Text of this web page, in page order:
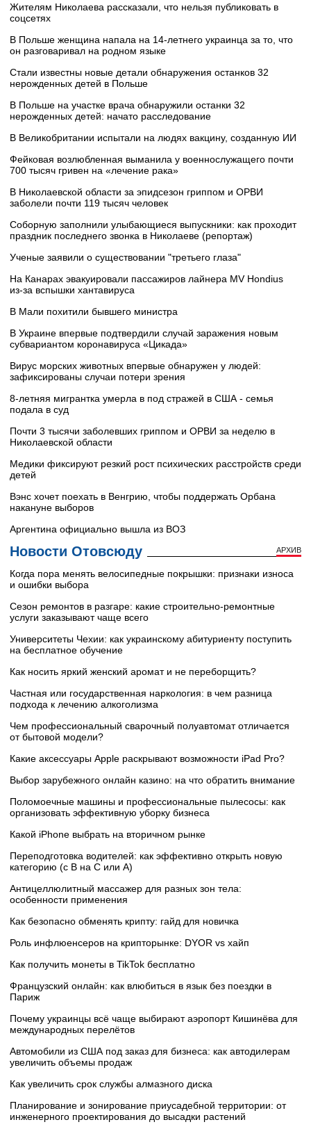
Жителям Николаева рассказали, что нельзя публиковать в
соцсетях
В Польше женщина напала на 14-летнего украинца за то, что
он разговаривал на родном языке
Стали известны новые детали обнаружения останков 32
нерожденных детей в Польше
В Польше на участке врача обнаружили останки 32
нерожденных детей: начато расследование
В Великобритании испытали на людях вакцину, созданную ИИ
Фейковая возлюбленная выманила у военнослужащего почти
700 тысяч гривен на «лечение рака»
В Николаевской области за эпидсезон гриппом и ОРВИ
заболели почти 119 тысяч человек
Соборную заполнили улыбающиеся выпускники: как проходит
праздник последнего звонка в Николаеве (репортаж)
Ученые заявили о существовании "третьего глаза"
На Канарах эвакуировали пассажиров лайнера MV Hondius
из‑за вспышки хантавируса
В Мали похитили бывшего министра
В Украине впервые подтвердили случай заражения новым
субвариантом коронавируса «Цикада»
Вирус морских животных впервые обнаружен у людей:
зафиксированы случаи потери зрения
8-летняя мигрантка умерла в под стражей в США - семья
подала в суд
Почти 3 тысячи заболевших гриппом и ОРВИ за неделю в
Николаевской области
Медики фиксируют резкий рост психических расстройств среди
детей
Вэнс хочет поехать в Венгрию, чтобы поддержать Орбана
накануне выборов
Аргентина официально вышла из ВОЗ
Новости Отовсюду АРХИВ
Когда пора менять велосипедные покрышки: признаки износа
и ошибки выбора
Сезон ремонтов в разгаре: какие строительно-ремонтные
услуги заказывают чаще всего
Университеты Чехии: как украинскому абитуриенту поступить
на бесплатное обучение
Как носить яркий женский аромат и не переборщить?
Частная или государственная наркология: в чем разница
подхода к лечению алкоголизма
Чем профессиональный сварочный полуавтомат отличается
от бытовой модели?
Какие аксессуары Apple раскрывают возможности iPad Pro?
Выбор зарубежного онлайн казино: на что обратить внимание
Поломоечные машины и профессиональные пылесосы: как
организовать эффективную уборку бизнеса
Какой iPhone выбрать на вторичном рынке
Переподготовка водителей: как эффективно открыть новую
категорию (с B на C или А)
Антицеллюлитный массажер для разных зон тела:
особенности применения
Как безопасно обменять крипту: гайд для новичка
Роль инфлюенсеров на крипторынке: DYOR vs хайп
Как получить монеты в TikTok бесплатно
Французский онлайн: как влюбиться в язык без поездки в
Париж
Почему украинцы всё чаще выбирают аэропорт Кишинёва для
международных перелётов
Автомобили из США под заказ для бизнеса: как автодилерам
увеличить объемы продаж
Как увеличить срок службы алмазного диска
Планирование и зонирование приусадебной территории: от
инженерного проектирования до высадки растений